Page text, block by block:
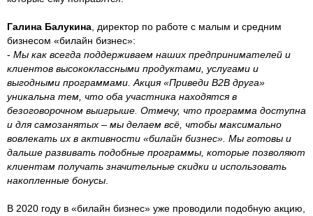
Галина Балукина , директор по работе с малым и средним
бизнесом «билайн бизнес»:
- Мы как всегда поддерживаем наших предпринимателей и
клиентов высококлассными продуктами, услугами и
выгодными программами. Акция «Приведи B2B друга»
уникальна тем, что оба участника находятся в
безоговорочном выигрыше. Отмечу, что программа доступна
и для самозанятых – мы делаем всё, чтобы максимально
вовлекать их в активности «билайн бизнес». Мы готовы и
дальше развивать подобные программы, которые позволяют
клиентам получать значительные скидки и использовать
накопленные бонусы
В 2020 году в «билайн бизнес» уже проводили подобную акцию,